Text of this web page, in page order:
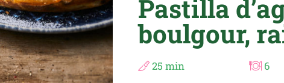
Pastilla
boulgour,
25 min 6